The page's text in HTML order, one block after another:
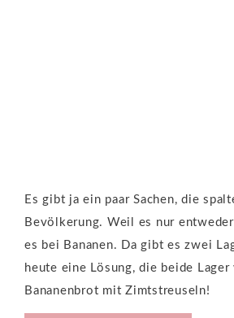
Es gibt ja ein paar Sachen, die
Bevölkerung. Weil es nur
es bei Bananen. Da gibt es zwei
heute eine Lösung, die beide
Bananenbrot mit Zimtstreuseln!